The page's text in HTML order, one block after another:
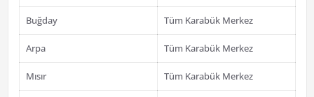
Buğday Tüm Karabük Merkez
Arpa Tüm Karabük Merkez
Mısır Tüm Karabük Merkez